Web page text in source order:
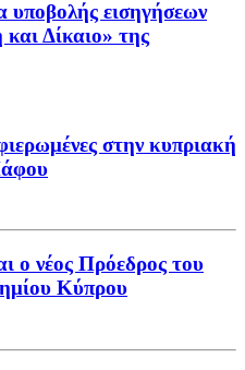
εισηγήσεων
Δίκαιο» της
στην κυπριακή
ο νέος Πρόεδρος του
Κύπρου